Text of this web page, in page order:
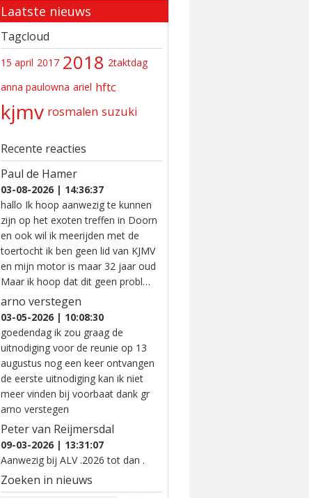
Laatste nieuws
Tagcloud
15 april 2017 2018 2taktdag
anna paulowna ariel hftc
kjmv rosmalen suzuki
Recente reacties
Paul de Hamer
03-08-2026 | 14:36:37
hallo Ik hoop aanwezig te kunnen
zijn op het exoten treffen in Doorn
en ook wil ik meerijden met de
toertocht ik ben geen lid van KJMV
en mijn motor is maar 32 jaar oud
Maar ik hoop dat dit geen probl…
arno verstegen
03-05-2026 | 10:08:30
goedendag ik zou graag de
uitnodiging voor de reunie op 13
augustus nog een keer ontvangen
de eerste uitnodiging kan ik niet
meer vinden bij voorbaat dank gr
arno verstegen
Peter van Reijmersdal
09-03-2026 | 13:31:07
Aanwezig bij ALV .2026 tot dan .
Zoeken in nieuws